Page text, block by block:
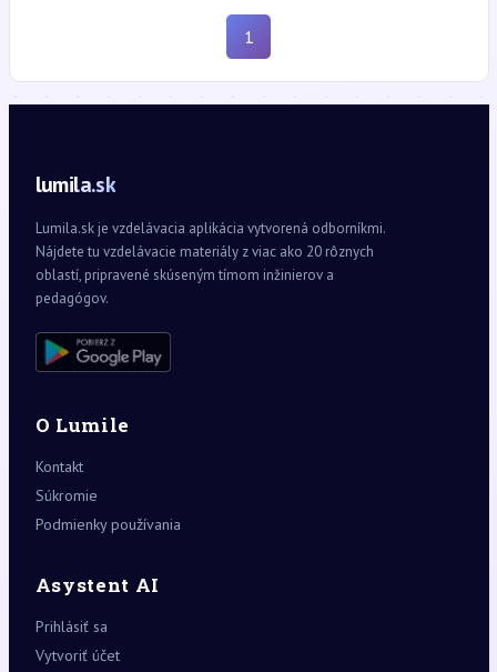
1
lumila.sk
Lumila.sk je vzdelávacia aplikácia vytvorená odborníkmi.
Nájdete tu vzdelávacie materiály z viac ako 20 rôznych
oblastí, pripravené skúseným tímom inžinierov a
pedagógov.
O Lumile
Kontakt
Súkromie
Podmienky používania
Asystent AI
Prihlásiť sa
Vytvoriť účet